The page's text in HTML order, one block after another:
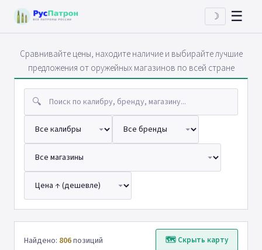
☽ ☰
Сравнивайте цены, находите наличие и выбирайте лучшие
предложения от оружейных магазинов по всей стране
🔍
Найдено: 806позиций 🗺 Скрыть карту